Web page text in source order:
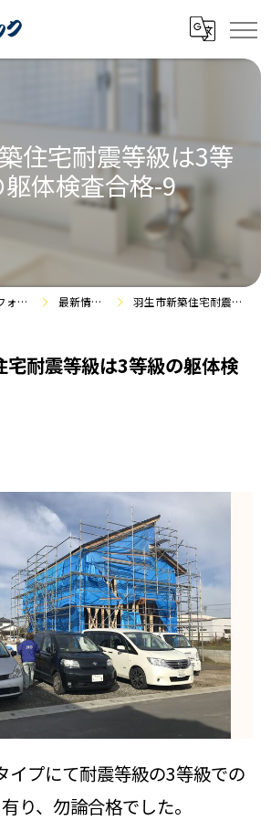
住宅耐震等級は3等
体検査合格-9
埼玉県加須市のリフォームなら株式会社エアロック 最新情報・施工事例 羽生市新築住宅耐震等級は3等級の躯体検査合格-9
宅耐震等級は3等級の躯体検
イプにて耐震等級の3等級での
り、勿論合格でした。